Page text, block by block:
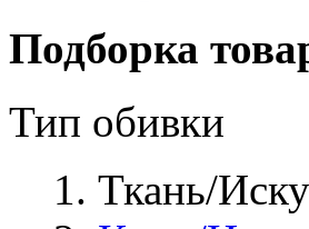
Подборка
Тип обивки
Ткань/